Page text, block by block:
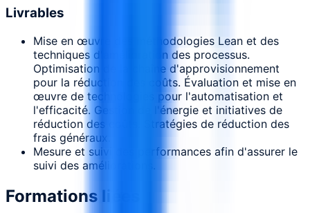
Livrables
Mise en œuvre des méthodologies Lean et des
techniques d'amélioration des processus.
Optimisation de la chaîne d'approvisionnement
pour la réduction des coûts. Évaluation et mise en
œuvre de technologies pour l'automatisation et
l'efficacité. Gestion de l'énergie et initiatives de
réduction des coûts. Stratégies de réduction des
frais généraux.
Mesure et suivi des performances afin d'assurer le
suivi des améliorations.
Formations liées